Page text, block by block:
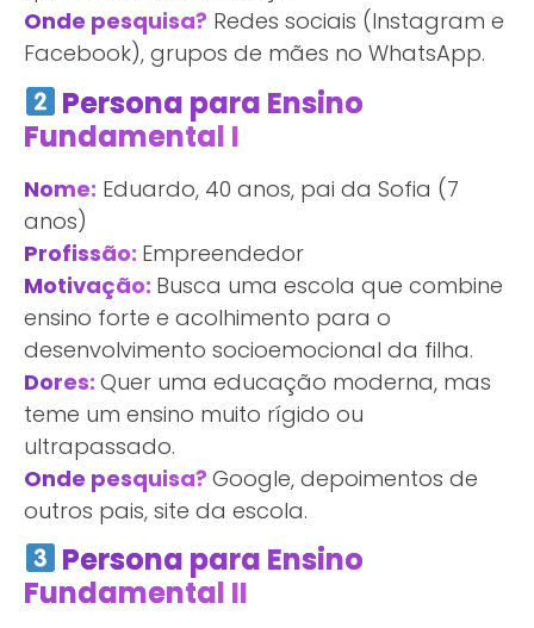
Onde pesquisa? Redes sociais (Instagram e
Facebook), grupos de mães no WhatsApp.
Persona para Ensino
Fundamental I
Nome: Eduardo, 40 anos, pai da Sofia (7
anos)
Profissão: Empreendedor
Motivação: Busca uma escola que combine
ensino forte e acolhimento para o
desenvolvimento socioemocional da filha.
Dores: Quer uma educação moderna, mas
teme um ensino muito rígido ou
ultrapassado.
Onde pesquisa? Google, depoimentos de
outros pais, site da escola.
Persona para Ensino
Fundamental II